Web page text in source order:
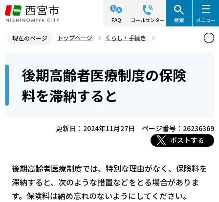
こ
の
ジ
頭
FAQ コールセンター 検索 メニュー
現在のページ トップページ
くらし・手続き
後期高齢者医療制度の保険料を滞納すると
後期高齢者医療制度の保険
料を滞納すると
更新日：2024年11月27日
ページ番号：26236369
ポストする
後期高齢者医療制度では、特別な理由がなく、保険料を
滞納すると、次のような措置などをとる場合がありま
す。保険料は納め忘れのないようにしてください。